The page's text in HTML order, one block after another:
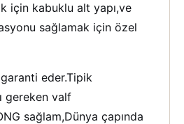
için kabuklu alt yapı,ve
sağlamak için özel
eder.Tipik
gereken valf
sağlam,Dünya çapında